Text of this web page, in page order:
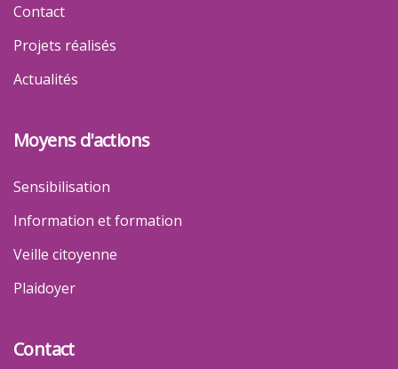
Contact
Projets réalisés
Actualités
Moyens d'actions
Sensibilisation
Information et formation
Veille citoyenne
Plaidoyer
Contact